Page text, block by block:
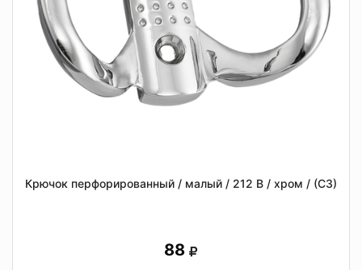
Крючок перфорированный / малый / 212 В / хром / (СЗ)
88